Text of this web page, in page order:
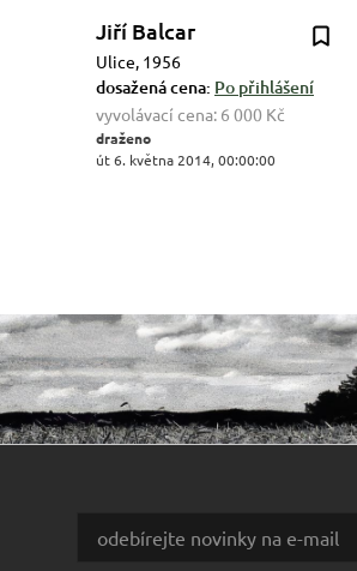
Jiří Balcar
Ulice, 1956
dosažená cena: Po přihlášení
vyvolávací cena: 6 000 Kč
draženo
út 6. května 2014, 00:00:00